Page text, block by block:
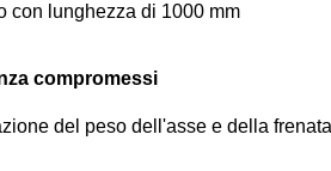
con lunghezza di 1000 mm
compromessi
del peso dell'asse e della frenata